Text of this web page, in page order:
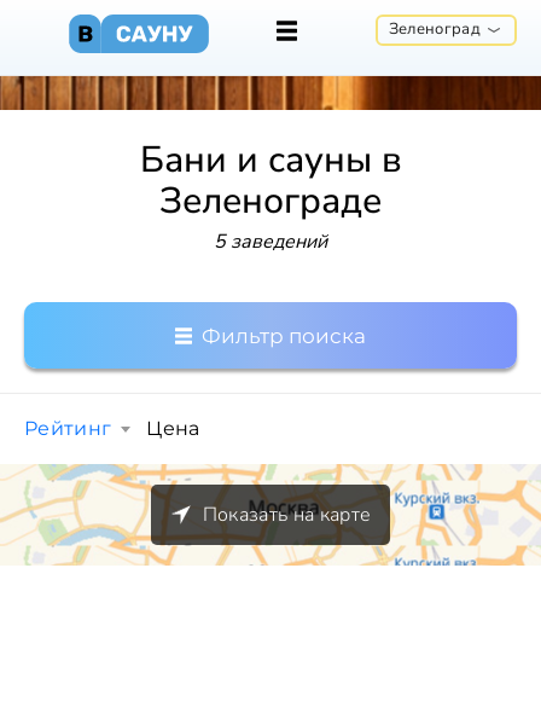
Зеленоград
Бани и сауны в
Зеленограде
5 заведений
Фильтр поиска
Рейтинг Цена
Показать на карте